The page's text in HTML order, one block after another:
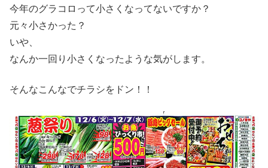
今年のグラコロって小さくなってないですか？
元々小さかった？
いや、
なんか一回り小さくなったような気がします。
そんなこんなでチラシをドン！！